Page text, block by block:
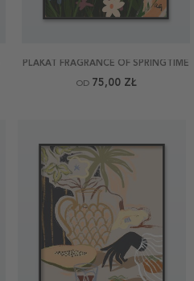
PLAKAT FRAGRANCE OF SPRINGTIME
OD 75,00 ZŁ